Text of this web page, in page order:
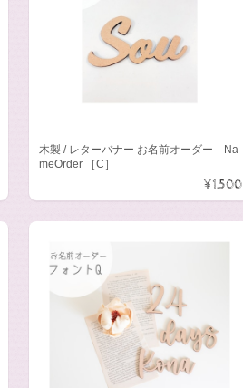
木製 / レターバナー お名前オーダー Na
meOrder ［C］
¥1,500